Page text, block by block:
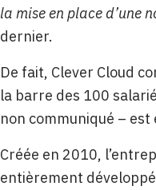
la mise en place d’une
dernier.
De fait, Clever Cloud
la barre des 100
non communiqué –
Créée en 2010,
entièrement